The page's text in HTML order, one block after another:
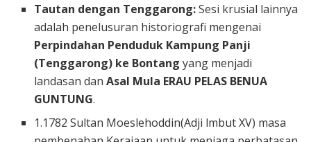
Tautan dengan Tenggarong:Sesi krusial lainnya
adalah penelusuran historiografi mengenai
Perpindahan Penduduk Kampung Panji
(Tenggarong) ke Bontang yang menjadi
landasan danAsal Mula ERAU PELAS BENUA
GUNTUNG.
1.1782 Sultan Moeslehoddin(Adji lmbut XV) masa